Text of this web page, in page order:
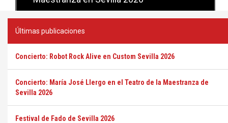
Últimas publicaciones
Concierto: Robot Rock Alive en Custom Sevilla 2026
Concierto: María José Llergo en el Teatro de la Maestranza de
Sevilla 2026
Festival de Fado de Sevilla 2026